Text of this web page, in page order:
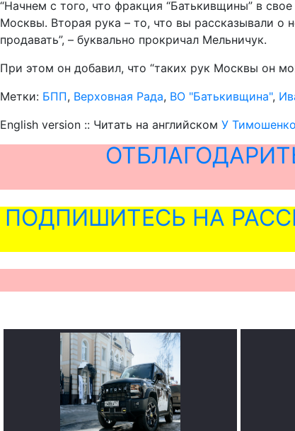
“Начнем с того, что фракция “Батькивщины” в
Москвы. Вторая рука – то, что вы рассказывали о
продавать”, – буквально прокричал Мельничук.
При этом он добавил, что “таких рук Москвы он
Метки: БПП, Верховная Рада, ВО "Батькивщина",
English version :: Читать на английском У
ПОДПИШИТЕСЬ НА